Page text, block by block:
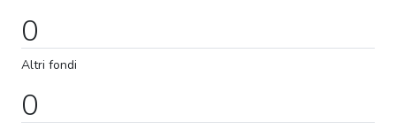
0
Altri fondi
0